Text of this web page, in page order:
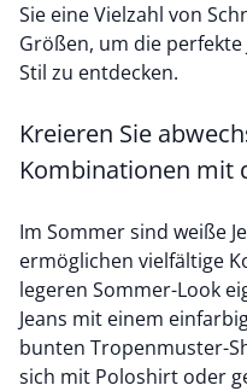
Sie eine Vielzahl von
Größen, um die
Stil zu entdecken.
Kreieren Sie
Kombinationen mit
Im Sommer sind weiße
ermöglichen vielfältige
legeren Sommer-Look
Jeans mit einem
bunten Tropenmuster-
sich mit Poloshirt oder